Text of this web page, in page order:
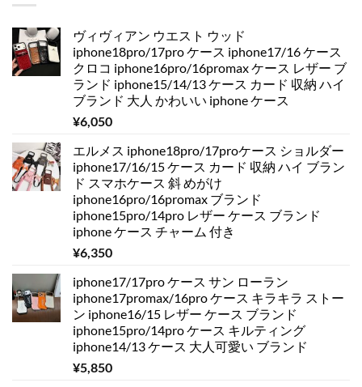
ヴィヴィアン ウエスト ウッド
iphone18pro/17pro ケース iphone17/16 ケース
クロコ iphone16pro/16promax ケース レザー ブ
ランド iphone15/14/13 ケース カード 収納 ハイ
ブランド 大人 かわいい iphone ケース
¥6,050
エルメス iphone18pro/17proケース ショルダー
iphone17/16/15 ケース カード 収納 ハイ ブラン
ド スマホケース 斜 めがけ
iphone16pro/16promax ブランド
iphone15pro/14pro レザー ケース ブランド
iphone ケース チャーム 付き
¥6,350
iphone17/17pro ケース サン ローラン
iphone17promax/16pro ケース キラキラ ストー
ン iphone16/15 レザー ケース ブランド
iphone15pro/14pro ケース キルティング
iphone14/13 ケース 大人可愛い ブランド
¥5,850